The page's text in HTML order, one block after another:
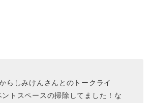
らしみけんさんとのトークライ
トスペースの掃除してました！な